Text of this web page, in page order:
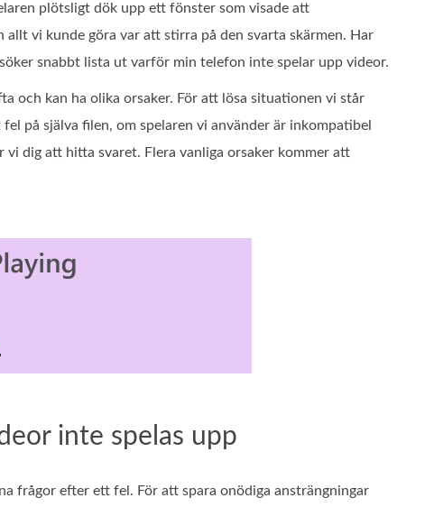
plötsligt dök upp ett fönster som visade att
vi kunde göra var att stirra på den svarta skärmen. Har
snabbt lista ut varför min telefon inte spelar upp videor.
och kan ha olika orsaker. För att lösa situationen vi står
på själva filen, om spelaren vi använder är inkompatibel
dig att hitta svaret. Flera vanliga orsaker kommer att
inte spelas upp
frågor efter ett fel. För att spara onödiga ansträngningar